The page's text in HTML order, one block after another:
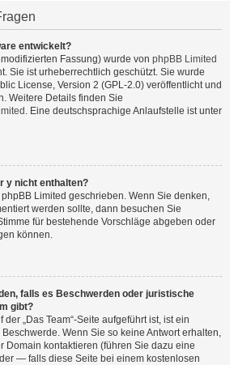
entwickelt?
Fassung) wurde von phpBB Limited
Sie ist urheberrechtlich geschützt. Sie wurde
License, Version 2 (GPL-2.0) veröffentlicht und
Weitere Details finden Sie
. Eine deutschsprachige Anlaufstelle ist unter
y nicht enthalten?
Limited geschrieben. Wenn Sie denken,
werden sollte, dann besuchen Sie
für bestehende Vorschläge abgeben oder
können.
falls es Beschwerden oder juristische
gibt?
„Das Team“-Seite aufgeführt ist, ist ein
Wenn Sie so keine Antwort erhalten,
Domain kontaktieren (führen Sie dazu eine
— falls diese Seite bei einem kostenlosen